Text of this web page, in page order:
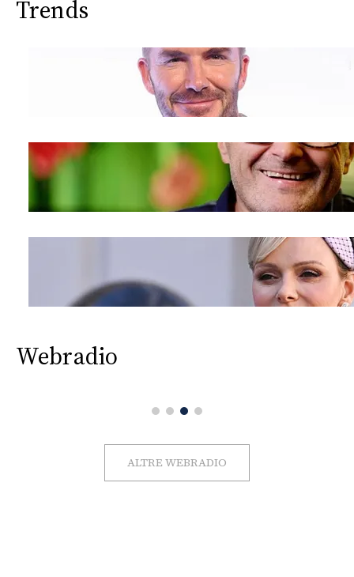
Trends
Webradio
ALTRE WEBRADIO